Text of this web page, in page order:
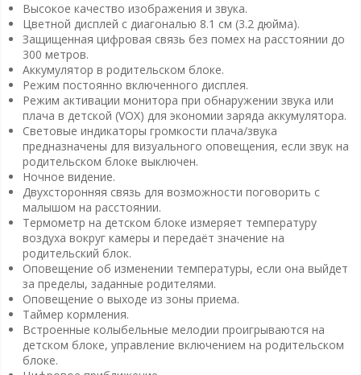
Высокое качество изображения и звука.
Цветной дисплей с диагональю 8.1 см (3.2 дюйма).
Защищенная цифровая связь без помех на расстоянии до
300 метров.
Аккумулятор в родительском блоке.
Режим постоянно включенного дисплея.
Режим активации монитора при обнаружении звука или
плача в детской (VOX) для экономии заряда аккумулятора.
Световые индикаторы громкости плача/звука
предназначены для визуального оповещения, если звук на
родительском блоке выключен.
Ночное видение.
Двухсторонняя связь для возможности поговорить с
малышом на расстоянии.
Термометр на детском блоке измеряет температуру
воздуха вокруг камеры и передаёт значение на
родительский блок.
Оповещение об изменении температуры, если она выйдет
за пределы, заданные родителями.
Оповещение о выходе из зоны приема.
Таймер кормления.
Встроенные колыбельные мелодии проигрываются на
детском блоке, управление включением на родительском
блоке.